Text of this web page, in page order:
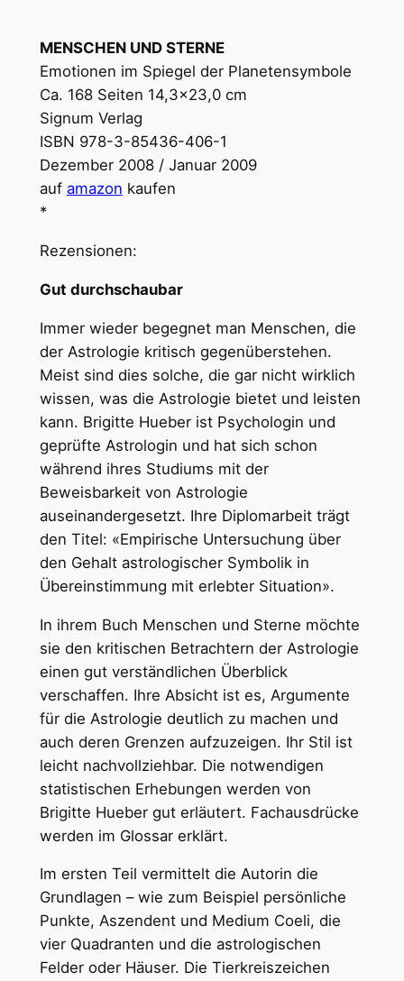
MENSCHEN UND STERNE
Emotionen im Spiegel der Planetensymbole
Ca. 168 Seiten 14,3×23,0 cm
Signum Verlag
ISBN 978-3-85436-406-1
Dezember 2008 / Januar 2009
auf amazon kaufen
*
Rezensionen:
Gut durchschaubar
Immer wieder begegnet man Menschen, die
der Astrologie kritisch gegenüberstehen.
Meist sind dies solche, die gar nicht wirklich
wissen, was die Astrologie bietet und leisten
kann. Brigitte Hueber ist Psychologin und
geprüfte Astrologin und hat sich schon
während ihres Studiums mit der
Beweisbarkeit von Astrologie
auseinandergesetzt. Ihre Diplomarbeit trägt
den Titel: «Empirische Untersuchung über
den Gehalt astrologischer Symbolik in
Übereinstimmung mit erlebter Situation».
In ihrem Buch Menschen und Sterne möchte
sie den kritischen Betrachtern der Astrologie
einen gut verständlichen Überblick
verschaffen. Ihre Absicht ist es, Argumente
für die Astrologie deutlich zu machen und
auch deren Grenzen aufzuzeigen. Ihr Stil ist
leicht nachvollziehbar. Die notwendigen
statistischen Erhebungen werden von
Brigitte Hueber gut erläutert. Fachausdrücke
werden im Glossar erklärt.
Im ersten Teil vermittelt die Autorin die
Grundlagen – wie zum Beispiel persönliche
Punkte, Aszendent und Medium Coeli, die
vier Quadranten und die astrologischen
Felder oder Häuser. Die Tierkreiszeichen